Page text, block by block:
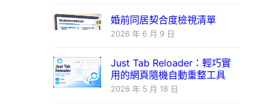
婚前同居契合度檢視清單
2026 年 6 月 9 日
Just Tab Reloader：輕巧實
用的網頁隨機自動重整工具
2026 年 5 月 18 日